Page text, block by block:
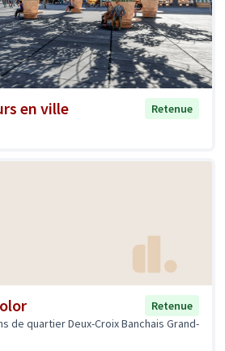
en ville
Retenue
Retenue
de quartier Deux-Croix Banchais Grand-